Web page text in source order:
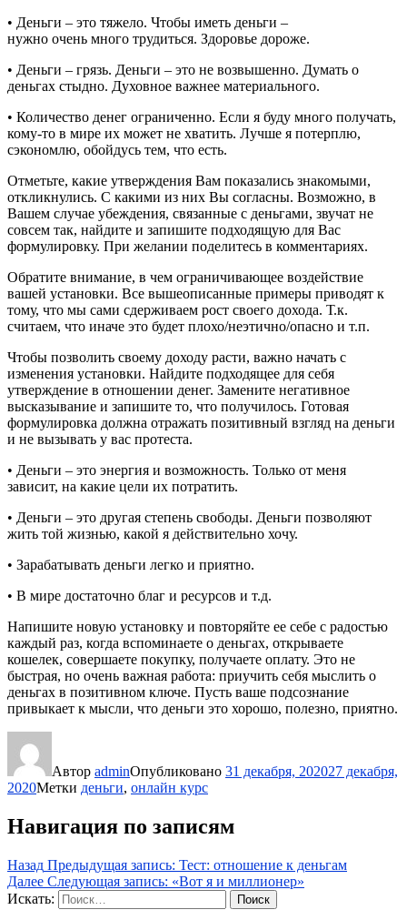
• Деньги – это тяжело. Чтобы иметь деньги –
нужно очень много трудиться. Здоровье дороже.
• Деньги – грязь. Деньги – это не возвышенно. Думать о
деньгах стыдно. Духовное важнее материального.
• Количество денег ограниченно. Если я буду много получать,
кому-то в мире их может не хватить. Лучше я потерплю,
сэкономлю, обойдусь тем, что есть.
Отметьте, какие утверждения Вам показались знакомыми,
откликнулись. С какими из них Вы согласны. Возможно, в
Вашем случае убеждения, связанные с деньгами, звучат не
совсем так, найдите и запишите подходящую для Вас
формулировку. При желании поделитесь в комментариях.
Обратите внимание, в чем ограничивающее воздействие
вашей установки. Все вышеописанные примеры приводят к
тому, что мы сами сдерживаем рост своего дохода. Т.к.
считаем, что иначе это будет плохо/неэтично/опасно и т.п.
Чтобы позволить своему доходу расти, важно начать с
изменения установки. Найдите подходящее для себя
утверждение в отношении денег. Замените негативное
высказывание и запишите то, что получилось. Готовая
формулировка должна отражать позитивный взгляд на деньги
и не вызывать у вас протеста.
• Деньги – это энергия и возможность. Только от меня
зависит, на какие цели их потратить.
• Деньги – это другая степень свободы. Деньги позволяют
жить той жизнью, какой я действительно хочу.
• Зарабатывать деньги легко и приятно.
• В мире достаточно благ и ресурсов и т.д.
Напишите новую установку и повторяйте ее себе с радостью
каждый раз, когда вспоминаете о деньгах, открываете
кошелек, совершаете покупку, получаете оплату. Это не
быстрая, но очень важная работа: приучить себя мыслить о
деньгах в позитивном ключе. Пусть ваше подсознание
привыкает к мысли, что деньги это хорошо, полезно, приятно.
Автор adminОпубликовано 31 декабря, 202027 декабря,
2020Метки деньги, онлайн курс
Навигация по записям
Назад Предыдущая запись: Тест: отношение к деньгам
Далее Следующая запись: «Вот я и миллионер»
Искать:
Поиск